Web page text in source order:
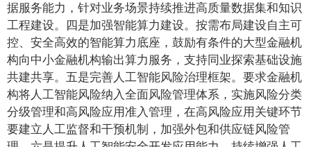
据服务能力，针对业务场景持续推进高质量数据集和知识
工程建设。四是加强智能算力建设。按需布局建设自主可
控、安全高效的智能算力底座，鼓励有条件的大型金融机
构向中小金融机构输出算力服务，支持同业探索基础设施
共建共享。五是完善人工智能风险治理框架。要求金融机
构将人工智能风险纳入全面风险管理体系，实施风险分类
分级管理和高风险应用准入管理，在高风险应用关键环节
要建立人工监督和干预机制，加强外包和供应链风险管